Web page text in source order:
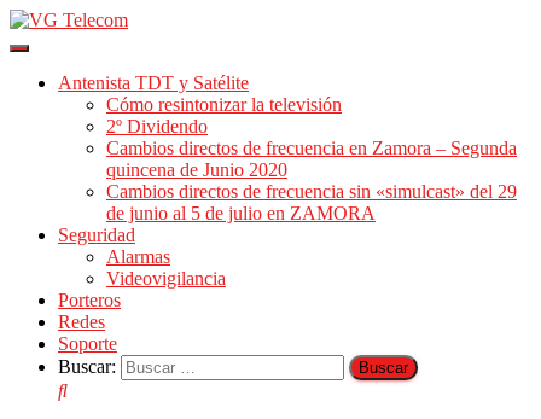
Cambiar
navegación
Antenista TDT y Satélite
Cómo resintonizar la televisión
2º Dividendo
Cambios directos de frecuencia en Zamora – Segunda
quincena de Junio 2020
Cambios directos de frecuencia sin «simulcast» del 29
de junio al 5 de julio en ZAMORA
Seguridad
Alarmas
Videovigilancia
Porteros
Redes
Soporte
Buscar: